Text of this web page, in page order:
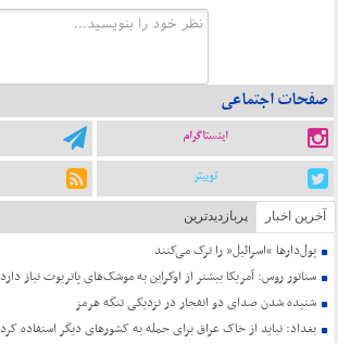
صفحات اجتماعی
اینستاگرام
توییتر
آخرین اخبار پربازدیدترین
پول‌دارها “اسرائیل” را ترک می‌کنند
سناتور روس: آمریکا بیشتر از اوکراین به موشک‌های پاتریوت نیاز دارد
شنیده شدن صدای دو انفجار در نزدیکی تنگه هرمز
بغداد: نباید از خاک عراق برای حمله به کشورهای دیگر استفاده کرد